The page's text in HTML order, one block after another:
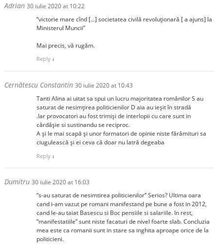
Adrian 30 iulie 2020 at 10:22
“victorie mare cînd […] societatea civilă revoluționară [ a ajuns] la
Ministerul Muncii”
Mai precis, vă rugăm.
Reply ↓
Cernătescu Constantin 30 iulie 2020 at 10:43
Tanti Alina ai uitat sa spui un lucru majoritatea românilor S au
saturat de nesimțirea politicienilor D aia au ieșit în stradă
.Iar provocatori au fost trimiși de interlopii cu care sunt in
cârdășie si sustinandu se reciproc.
A și le mai scapă și unor formatori de opinie niste fărâmituri sa
ciugulească și ei ceva că doar nu latră degeaba
Reply ↓
Dumitru 30 iulie 2020 at 16:03
“s-au saturat de nesimtirea politicienilor” Serios? Ultima oara
cand i-am vazut pe romani manifestand pe bune a fost in 2012,
cand le-au taiat Basescu si Boc pensiile si salariile. In rest,
“manifestatiile” sunt niste facaturi de nivel foarte slab. Concluzia
mea este ca romanii sunt in stare sa inghita aproape orice de la
politicieni.